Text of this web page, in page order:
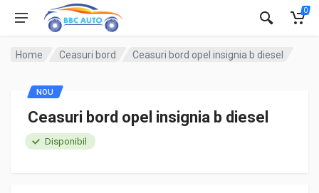
0
Home Ceasuri bord Ceasuri bord opel insignia b diesel
Ceasuri bord opel insignia b diesel
Disponibil
NOU